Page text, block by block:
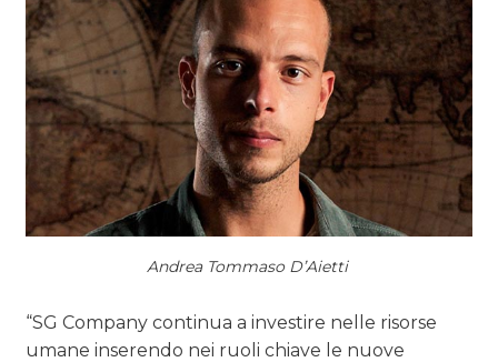
Andrea Tommaso D’Aietti
“SG Company continua a investire nelle risorse
umane inserendo nei ruoli chiave le nuove